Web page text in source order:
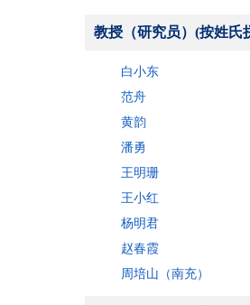
教授（研究员）(按姓氏
白小东
范舟
黄韵
潘勇
王明珊
王小红
杨明君
赵春霞
周培山（南充）